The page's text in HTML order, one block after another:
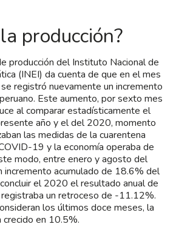
producción?
producción del Instituto Nacional de
(INEI) da cuenta de que en el mes
registró nuevamente un incremento
Este aumento, por sexto mes
al comparar estadísticamente el
año y el del 2020, momento
las medidas de la cuarentena
19 y la economía operaba de
modo, entre enero y agosto del
acumulado de 18.6% del
el 2020 el resultado anual de
un retroceso de -11.12%.
los últimos doce meses, la
crecido en 10.5%.